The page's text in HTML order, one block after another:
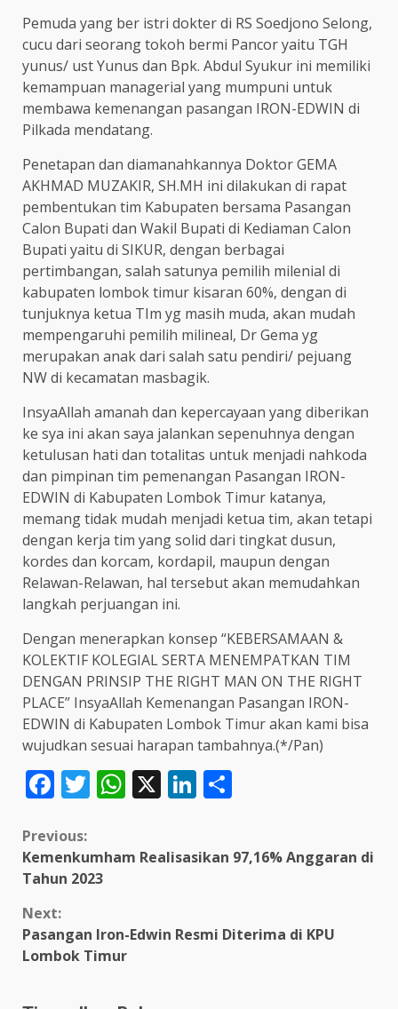
Pemuda yang ber istri dokter di RS Soedjono Selong,
cucu dari seorang tokoh bermi Pancor yaitu TGH
yunus/ ust Yunus dan Bpk. Abdul Syukur ini memiliki
kemampuan managerial yang mumpuni untuk
membawa kemenangan pasangan IRON-EDWIN di
Pilkada mendatang.
Penetapan dan diamanahkannya Doktor GEMA
AKHMAD MUZAKIR, SH.MH ini dilakukan di rapat
pembentukan tim Kabupaten bersama Pasangan
Calon Bupati dan Wakil Bupati di Kediaman Calon
Bupati yaitu di SIKUR, dengan berbagai
pertimbangan, salah satunya pemilih milenial di
kabupaten lombok timur kisaran 60%, dengan di
tunjuknya ketua TIm yg masih muda, akan mudah
mempengaruhi pemilih milineal, Dr Gema yg
merupakan anak dari salah satu pendiri/ pejuang
NW di kecamatan masbagik.
InsyaAllah amanah dan kepercayaan yang diberikan
ke sya ini akan saya jalankan sepenuhnya dengan
ketulusan hati dan totalitas untuk menjadi nahkoda
dan pimpinan tim pemenangan Pasangan IRON-
EDWIN di Kabupaten Lombok Timur katanya,
memang tidak mudah menjadi ketua tim, akan tetapi
dengan kerja tim yang solid dari tingkat dusun,
kordes dan korcam, kordapil, maupun dengan
Relawan-Relawan, hal tersebut akan memudahkan
langkah perjuangan ini.
Dengan menerapkan konsep “KEBERSAMAAN &
KOLEKTIF KOLEGIAL SERTA MENEMPATKAN TIM
DENGAN PRINSIP THE RIGHT MAN ON THE RIGHT
PLACE” InsyaAllah Kemenangan Pasangan IRON-
EDWIN di Kabupaten Lombok Timur akan kami bisa
wujudkan sesuai harapan tambahnya.(*/Pan)
Facebook
Twitter
WhatsApp
X LinkedIn
Continue
Reading
Previous:
Kemenkumham Realisasikan 97,16% Anggaran di
Tahun 2023
Next:
Pasangan Iron-Edwin Resmi Diterima di KPU
Lombok Timur